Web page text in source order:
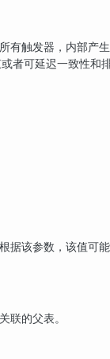
有触发器，内部产
者可延迟一致性和
据该参数，该值可
联的父表。